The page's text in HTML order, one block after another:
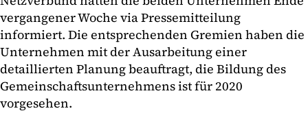
vergangener Woche via Pressemitteilung
informiert. Die entsprechenden Gremien haben die
Unternehmen mit der Ausarbeitung einer
detaillierten Planung beauftragt, die Bildung des
Gemeinschaftsunternehmens ist für 2020
vorgesehen.